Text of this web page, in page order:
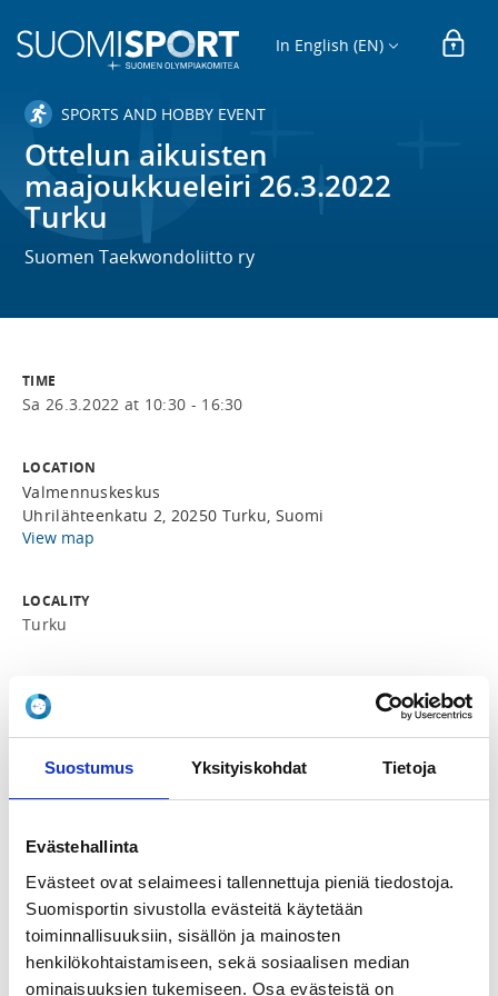
Suostumus Yksityiskohdat Tietoja
Evästehallinta
Evästeet ovat selaimeesi tallennettuja pieniä tiedostoja.
Suomisportin sivustolla evästeitä käytetään
toiminnallisuuksiin, sisällön ja mainosten
henkilökohtaistamiseen, sekä sosiaalisen median
ominaisuuksien tukemiseen. Osa evästeistä on
In English (EN)
SPORTS AND HOBBY EVENT
Ottelun aikuisten
maajoukkueleiri 26.3.2022
Turku
Suomen Taekwondoliitto ry
TIME
Sa 26.3.2022 at 10:30 - 16:30
LOCATION
Valmennuskeskus
Uhrilähteenkatu 2, 20250 Turku, Suomi
View map
LOCALITY
Turku
Taekwondo
REGISTRATION PERIOD
Fr 4.3.2022 at 16:00 - Fr 25.3.2022 at 18:00
Koko leiri 40,00 €
ADDITIONAL INFORMATION
Jarkko Mäkinen